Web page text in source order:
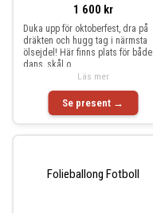
1 600 kr
Duka upp för oktoberfest, dra på
dräkten och hugg tag i närmsta
ölsejdel! Här finns plats för både
dans, skål o
Se present →
Läs mer
Folieballong Fotboll